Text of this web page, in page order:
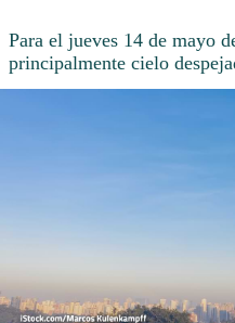
Para el jueves 14 de mayo
principalmente cielo